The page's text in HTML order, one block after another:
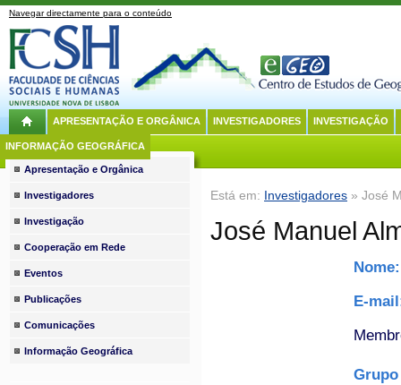
Navegar directamente para o conteúdo
APRESENTAÇÃO E ORGÂNICA INVESTIGADORES INVESTIGAÇÃO
INFORMAÇÃO GEOGRÁFICA
Está em: Investigadores » José
José Manuel
E-
Apresentação e Orgânica
Investigadores
Investigação
Cooperação em Rede
Eventos
Publicações
Comunicações
Informação Geográfica